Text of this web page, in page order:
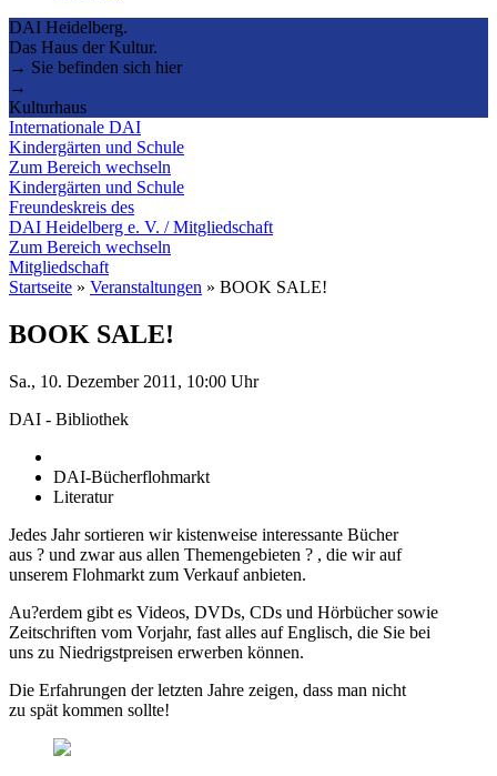
DAI Heidelberg.
Das Haus der Kultur.
→ Sie befinden sich hier
→
Kulturhaus
Internationale DAI
Kindergärten und Schule
Zum Bereich wechseln
Kindergärten und Schule
Freundeskreis des
DAI Heidelberg e. V. / Mitgliedschaft
Zum Bereich wechseln
Mitgliedschaft
Startseite » Veranstaltungen » BOOK SALE!
BOOK SALE!
Sa., 10. Dezember 2011, 10:00 Uhr
DAI - Bibliothek
DAI-Bücherflohmarkt
Literatur
Jedes Jahr sortieren wir kistenweise interessante Bücher
aus ? und zwar aus allen Themengebieten ? , die wir auf
unserem Flohmarkt zum Verkauf anbieten.
Au?erdem gibt es Videos, DVDs, CDs und Hörbücher sowie
Zeitschriften vom Vorjahr, fast alles auf Englisch, die Sie bei
uns zu Niedrigstpreisen erwerben können.
Die Erfahrungen der letzten Jahre zeigen, dass man nicht
zu spät kommen sollte!